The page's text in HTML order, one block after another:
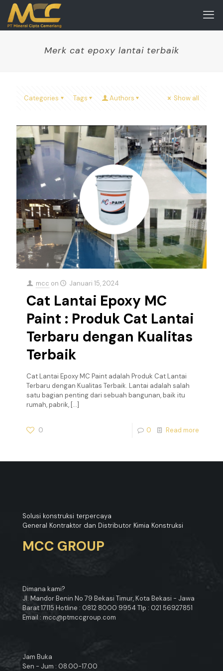
Merk cat epoxy lantai terbaik
Categories Tags Authors Show all
mcc on Januari 15, 2024
Cat Lantai Epoxy MC
Paint : Produk Cat Lantai
Terbaru dengan Kualitas
Terbaik
Cat Lantai Epoxy MC Paint adalah Produk Cat Lantai
Terbaru dengan Kualitas Terbaik. Lantai adalah salah
satu bagian penting dari sebuah bangunan, baik itu
rumah, pabrik, […]
0 0 Read more
Solusi konstruksi terpercaya
General Kontraktor dan Distributor Kimia Konstruksi
MCC GROUP
Dimana kami?
Jl. Mandor Benin No 79 Bekasi Timur, Kota Bekasi - Jawa
Barat 17115 Hotline : 0812 8000 9954 Tlp : 021 56927851
Email : mcc@ptmccgroup.com
Jam Buka
Sen - Jum : 08.00-17.00